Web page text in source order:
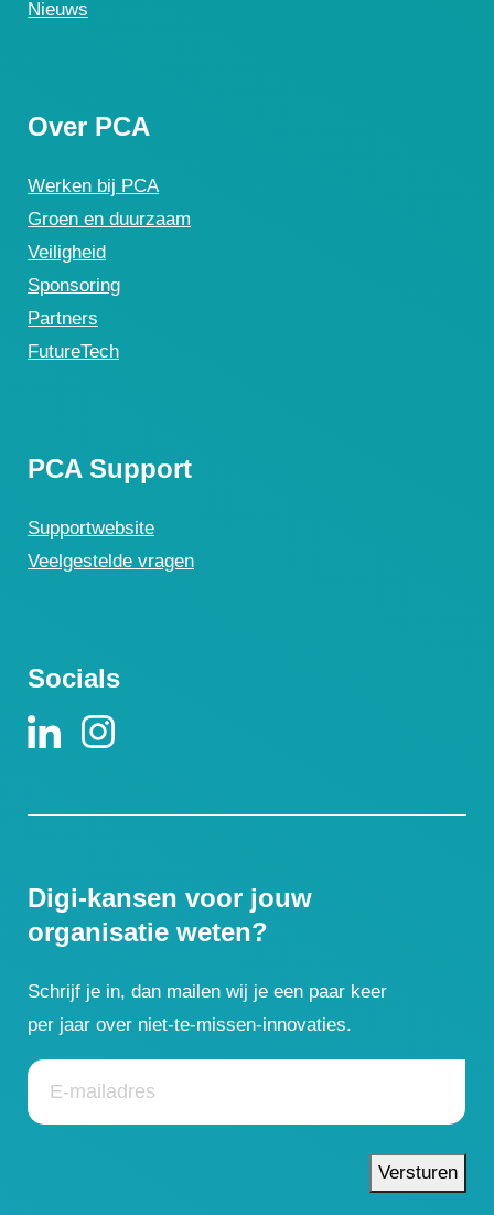
Nieuws
Over PCA
Werken bij PCA
Groen en duurzaam
Veiligheid
Sponsoring
Partners
FutureTech
PCA Support
Supportwebsite
Veelgestelde vragen
Socials
Digi-kansen voor jouw
organisatie weten?
Schrijf je in, dan mailen wij je een paar keer
per jaar over niet-te-missen-innovaties.
Versturen